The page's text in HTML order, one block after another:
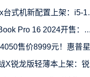
新配置上架：i5-14400+1TB SSD
2024开售：可选RTX4050独显
价8999元！惠普星Book Pro 16
薄本上架：锐龙7 8840HS+2K 120Hz